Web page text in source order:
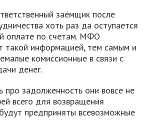
заёмщик после
хоть раз да оступается
оплате по счетам. МФО
такой информацией, тем самым и
комиссионные в связи с
денег.
про задолженность они вовсе не
всего для возвращения
предприняты всевозможные